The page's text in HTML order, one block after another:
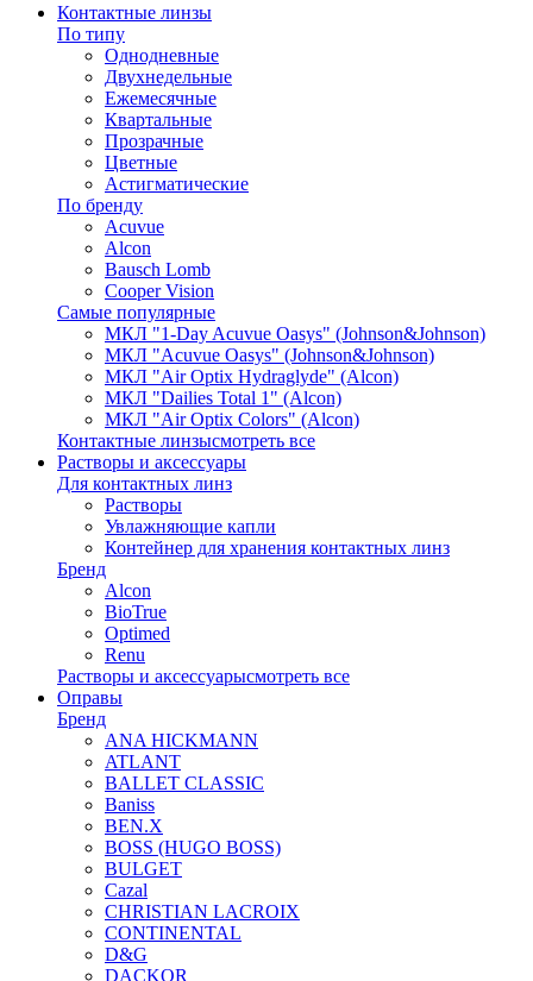
Контактные линзы
По типу
Однодневные
Двухнедельные
Ежемесячные
Квартальные
Прозрачные
Цветные
Астигматические
По бренду
Acuvue
Alcon
Bausch Lomb
Cooper Vision
Самые популярные
МКЛ "1-Day Acuvue Oasys" (Johnson&Johnson)
МКЛ "Acuvue Oasys" (Johnson&Johnson)
МКЛ "Air Optix Hydraglyde" (Alcon)
МКЛ "Dailies Total 1" (Alcon)
МКЛ "Air Optix Colors" (Alcon)
Контактные линзысмотреть все
Растворы и аксессуары
Для контактных линз
Растворы
Увлажняющие капли
Контейнер для хранения контактных линз
Бренд
Alcon
BioTrue
Optimed
Renu
Растворы и аксессуарысмотреть все
Оправы
Бренд
ANA HICKMANN
ATLANT
BALLET CLASSIC
Baniss
BEN.X
BOSS (HUGO BOSS)
BULGET
Cazal
CHRISTIAN LACROIX
CONTINENTAL
D&G
DACKOR